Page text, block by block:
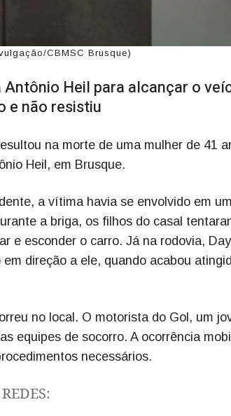
CBMSC Brusque)
Heil para alcançar o
e não resistiu
na morte de uma mulher de 41
Heil, em Brusque.
a vítima havia se envolvido em
a briga, os filhos do casal
e esconder o carro. Já na rodovia,
direção a ele, quando acabou
no local. O motorista do Gol, um
equipes de socorro. A ocorrência
necessários.